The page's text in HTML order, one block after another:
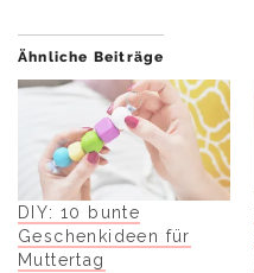
Ähnliche Beiträge
DIY: 10 bunte
Geschenkideen für
Muttertag